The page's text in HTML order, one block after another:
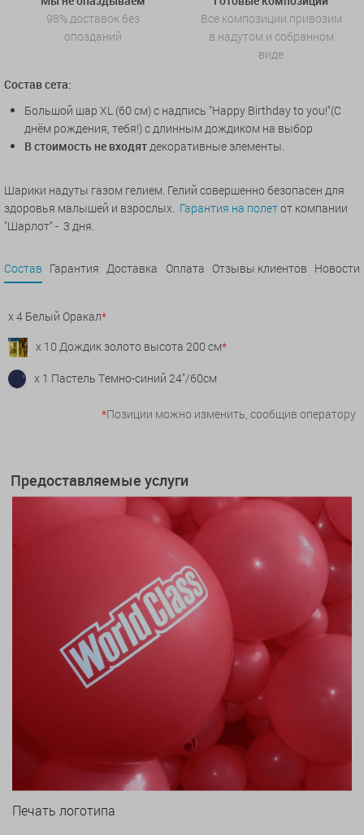
98% доставок без
опозданий
Все композиции привозим
в надутом и собранном
виде
Состав сета:
Большой шар XL (60 см) с надпись "Happy Birthday to you!"(С
днём рождения, тебя!) с длинным дождиком на выбор
В стоимость не входятдекоративные элементы.
Шарики надуты газом гелием. Гелий совершенно безопасен для
здоровья малышей и взрослых. Гарантия на полетот компании
"Шарлот" - 3 дня.
Состав Гарантия Доставка Оплата Отзывы клиентов Новости
x 4 Белый Оракал*
x 10 Дождик золото высота 200 см*
x 1 Пастель Темно-синий 24"/60см
*Позиции можно изменить, сообщив оператору
Предоставляемые услуги
Печать логотипа